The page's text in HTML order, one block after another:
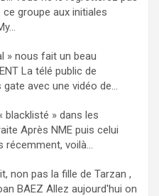
ce groupe aux initiales
» nous fait un beau
La télé public de
avec une vidéo de...
blacklisté » dans les
Après NME puis celui
récemment, voilà...
non pas la fille de Tarzan ,
BAEZ Allez aujourd'hui on